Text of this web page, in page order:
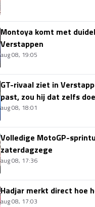
Montoya komt met
Verstappen
aug 08, 19:05
GT-rivaal ziet in
past, zou hij dat zelfs
aug 08, 18:01
Volledige MotoGP-
zaterdagzege
aug 08, 17:36
Hadjar merkt direct hoe
aug 08, 17:03